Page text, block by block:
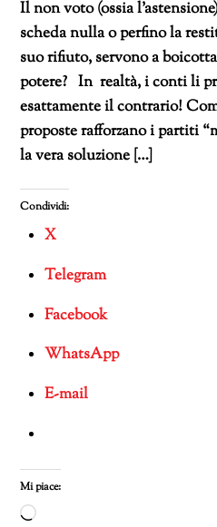
Il non voto (ossia
scheda nulla o perfino la
suo rifiuto, servono a
potere? In realtà, i conti li
esattamente il contrario!
proposte rafforzano i partiti
la vera soluzione […]
Condividi:
X
Telegram
Facebook
WhatsApp
E-mail
Mi piace:
Caricamento